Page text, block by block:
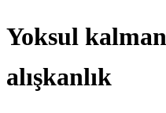
Yoksul
alışkanlık